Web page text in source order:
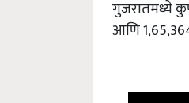
गुजरातमध्ये
आणि